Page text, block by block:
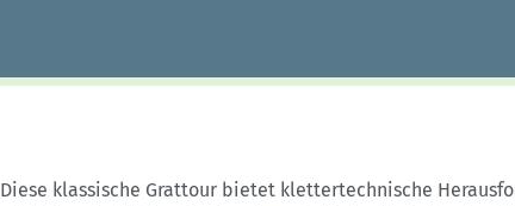
Diese klassische Grattour bietet klettertechnische